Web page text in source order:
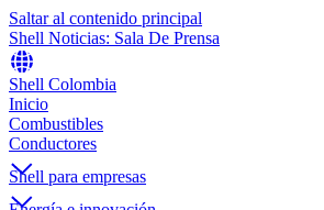
Saltar al contenido principal
Shell Noticias: Sala De Prensa
Shell Colombia
Inicio
Combustibles
Conductores
Shell para empresas